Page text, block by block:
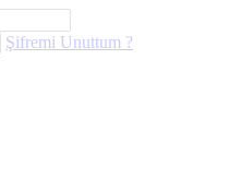
Şifremi Unuttum ?